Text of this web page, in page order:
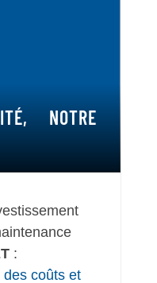
NOTRE
:
coûts et